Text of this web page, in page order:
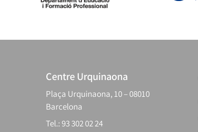
Centre Urquinaona
Plaça Urquinaona, 10 – 08010
Barcelona
Tel.: 93 302 02 24